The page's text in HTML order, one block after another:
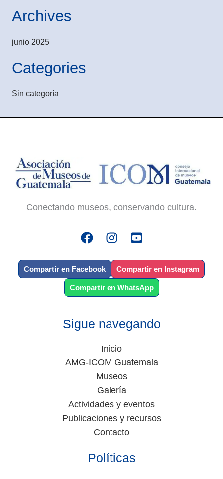
Archives
junio 2025
Categories
Sin categoría
Conectando museos, conservando cultura.
Compartir en Facebook Compartir en Instagram
Compartir en WhatsApp
Sigue navegando
Inicio
AMG-ICOM Guatemala
Museos
Galería
Actividades y eventos
Publicaciones y recursos
Contacto
Políticas